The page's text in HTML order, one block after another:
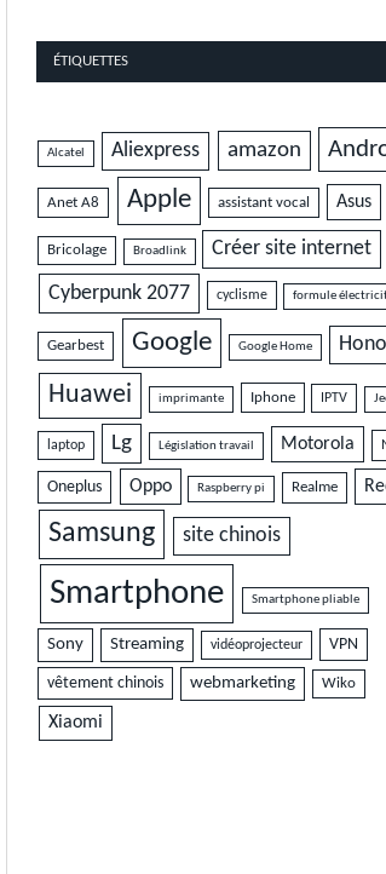
ÉTIQUETTES
Alcatel Aliexpress amazon
Anet A8 Apple assistant vocal Asus
Bricolage Broadlink Créer site internet
Cyberpunk 2077 cyclisme formule
Gearbest Google Google Home
Huawei imprimante Iphone IPTV
laptop Lg Législation travail Motorola
Oneplus Oppo Raspberry pi Realme
Samsung site chinois
Smartphone Smartphone pliable
Sony Streaming vidéoprojecteur VPN
vêtement chinois webmarketing Wiko
Xiaomi